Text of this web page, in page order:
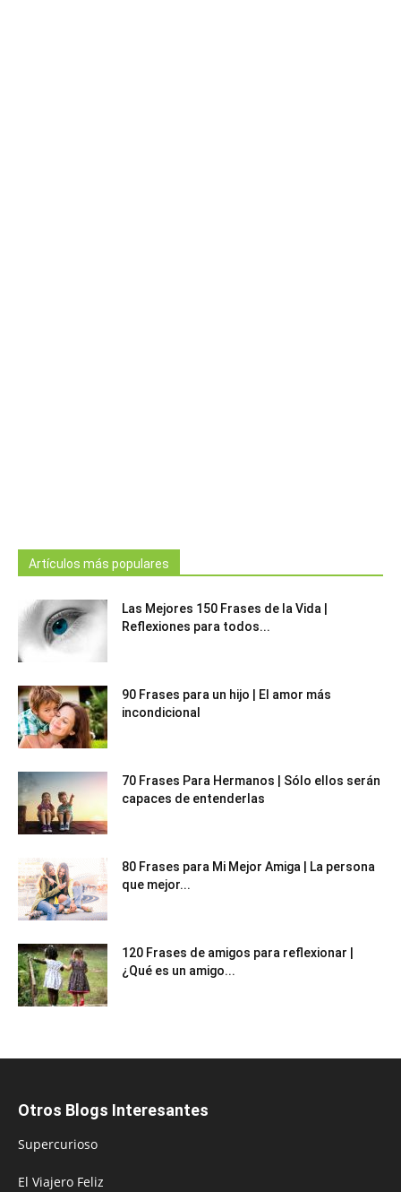
Artículos más populares
Las Mejores 150 Frases de la Vida |
Reflexiones para todos...
90 Frases para un hijo | El amor más
incondicional
70 Frases Para Hermanos | Sólo ellos serán
capaces de entenderlas
80 Frases para Mi Mejor Amiga | La persona
que mejor...
120 Frases de amigos para reflexionar |
¿Qué es un amigo...
Otros Blogs Interesantes
Supercurioso
El Viajero Feliz